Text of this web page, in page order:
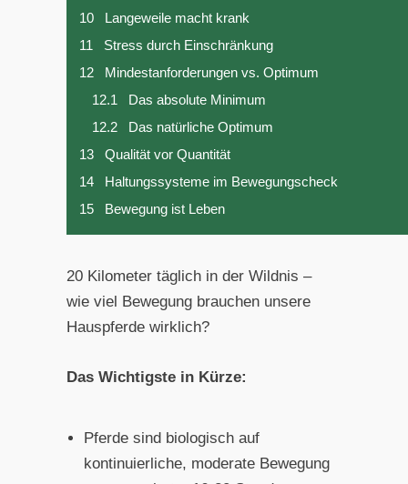
10
Langeweile macht krank
11
Stress durch Einschränkung
12
Mindestanforderungen vs. Optimum
12.1
Das absolute Minimum
12.2
Das natürliche Optimum
13
Qualität vor Quantität
14
Haltungssysteme im Bewegungscheck
15
Bewegung ist Leben
20 Kilometer täglich in der Wildnis –
wie viel Bewegung brauchen unsere
Hauspferde wirklich?
Das Wichtigste in Kürze:
Pferde sind biologisch auf
kontinuierliche, moderate Bewegung